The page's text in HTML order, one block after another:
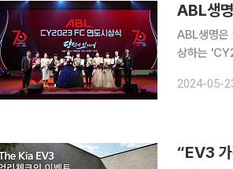
ABL생
ABL생명은
상하는
련된 행사
2024-05-
“EV3 가